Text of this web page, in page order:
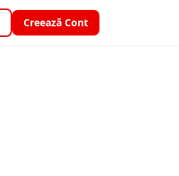
Creează Cont